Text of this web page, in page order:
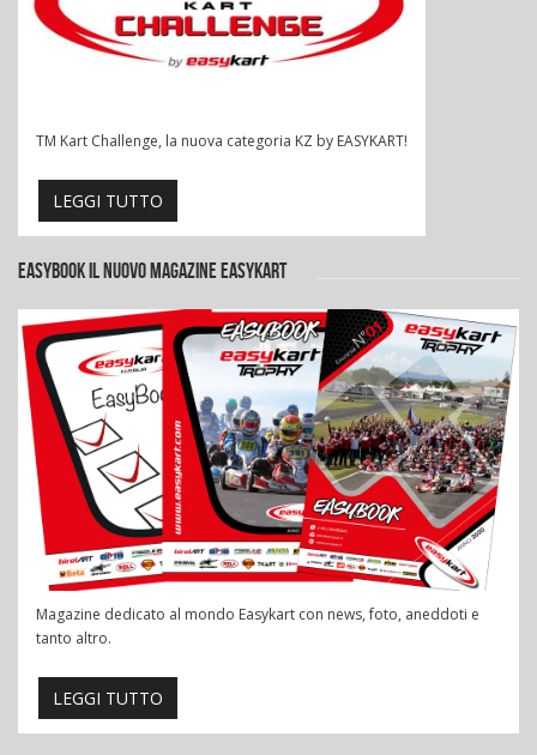
TM Kart Challenge, la nuova categoria KZ by EASYKART!
LEGGI TUTTO
EASYBOOK IL NUOVO MAGAZINE EASYKART
Magazine dedicato al mondo Easykart con news, foto, aneddoti e
tanto altro.
LEGGI TUTTO